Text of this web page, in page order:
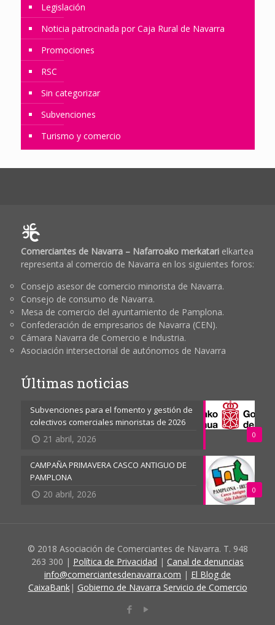
Legislación
Noticia patrocinada por Caja Rural de Navarra
Promociones
RSC
Sin categorizar
Subvenciones
Turismo y comercio
Comerciantes de Navarra – Nafarroako merkatarielkartea
representa al comercio de Navarra en los siguientes foros:
Consejo asesor de comercio minorista de Navarra.
Consejo de consumo de Navarra.
Mesa de comercio del ayuntamiento de Pamplona.
Confederación de empresarios de Navarra (CEN).
Cámara Navarra de Comercio e Industria.
Asociación intersectorial de autónomos de Navarra
Últimas noticias
0
Subvenciones para el fomento y gestión de
colectivos comerciales minoristas de 2026
21 abril, 2026
0
CAMPAÑA PRIMAVERA CASCO ANTIGUO DE
PAMPLONA
20 abril, 2026
© 2018 Asociación de Comerciantes de Navarra. T. 948
263 300 | Política de Privacidad | Canal de denuncias
info@comerciantesdenavarra.com | El Blog de
CaixaBank| Gobierno de Navarra Servicio de Comercio